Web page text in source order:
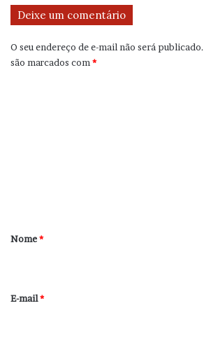
Deixe um comentário
O seu endereço de e-mail não será publicado.
são marcados com*
r
*
Nome*
E-mail*